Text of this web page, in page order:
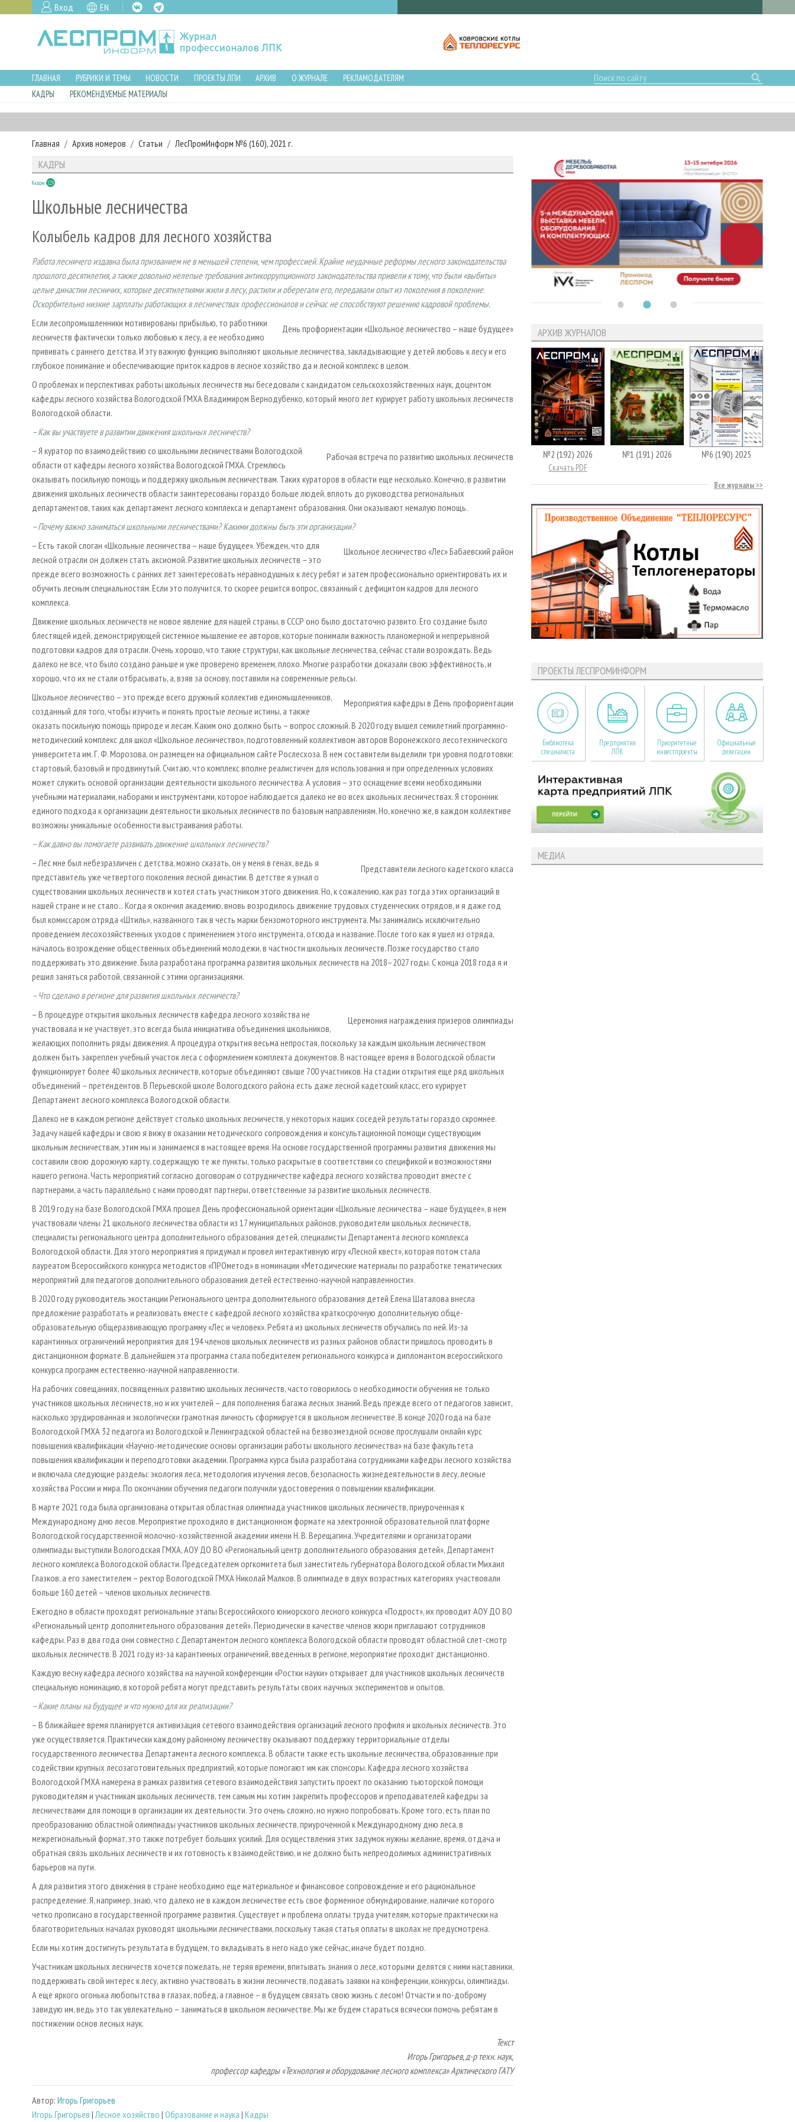
Вход EN
ГЛАВНАЯ РУБРИКИ И ТЕМЫ НОВОСТИ ПРОЕКТЫ ЛПИ АРХИВ О ЖУРНАЛЕ
РЕКЛАМОДАТЕЛЯМ
КАДРЫ
РЕКОМЕНДУЕМЫЕ МАТЕРИАЛЫ
Главная Архив номеров Статьи ЛесПромИнформ №6 (160), 2021 г.
КАДРЫ
Кадры
Школьные лесничества
Колыбель кадров для лесного хозяйства
Работа лесничего издавна была призванием не в меньшей степени, чем профессией. Крайне неудачные реформы лесного законодательства
прошлого десятилетия, а также довольно нелепые требования антикоррупционного законодательства привели к тому, что были «выбиты»
целые династии лесничих, которые десятилетиями жили в лесу, растили и оберегали его, передавали опыт из поколения в поколение.
Оскорбительно низкие зарплаты работающих в лесничествах профессионалов и сейчас не способствуют решению кадровой проблемы.
День профориентации «Школьное лесничество – наше будущее»
Если лесопромышленники мотивированы прибылью, то работники
лесничеств фактически только любовью к лесу, а ее необходимо
прививать с раннего детства. И эту важную функцию выполняют школьные лесничества, закладывающие у детей любовь к лесу и его
глубокое понимание и обеспечивающие приток кадров в лесное хозяйство да и лесной комплекс в целом.
О проблемах и перспективах работы школьных лесничеств мы беседовали с кандидатом сельскохозяйственных наук, доцентом
кафедры лесного хозяйства Вологодской ГМХА Владимиром Вернодубенко, который много лет курирует работу школьных лесничеств
Вологодской области.
– Как вы участвуете в развитии движения школьных лесничеств?
Рабочая встреча по развитию школьных лесничеств
– Я куратор по взаимодействию со школьными лесничествами Вологодской
области от кафедры лесного хозяйства Вологодской ГМХА. Стремлюсь
оказывать посильную помощь и поддержку школьным лесничествам. Таких кураторов в области еще несколько. Конечно, в развитии
движения школьных лесничеств области заинтересованы гораздо больше людей, вплоть до руководства региональных
департаментов, таких как департамент лесного комплекса и департамент образования. Они оказывают немалую помощь.
– Почему важно заниматься школьными лесничествами? Какими должны быть эти организации?
Школьное лесничество «Лес» Бабаевский район
– Есть такой слоган «Школьные лесничества – наше будущее». Убежден, что для
лесной отрасли он должен стать аксиомой. Развитие школьных лесничеств – это
прежде всего возможность с ранних лет заинтересовать неравнодушных к лесу ребят и затем профессионально ориентировать их и
обучить лесным специальностям. Если это получится, то скорее решится вопрос, связанный с дефицитом кадров для лесного
комплекса.
Движение школьных лесничеств не новое явление для нашей страны, в СССР оно было достаточно развито. Его создание было
блестящей идей, демонстрирующей системное мышление ее авторов, которые понимали важность планомерной и непрерывной
подготовки кадров для отрасли. Очень хорошо, что такие структуры, как школьные лесничества, сейчас стали возрождать. Ведь
далеко не все, что было создано раньше и уже проверено временем, плохо. Многие разработки доказали свою эффективность, и
хорошо, что их не стали отбрасывать, а, взяв за основу, поставили на современные рельсы.
Мероприятия кафедры в День профориентации
Школьное лесничество – это прежде всего дружный коллектив единомышленников,
созданный для того, чтобы изучить и понять простые лесные истины, а также
оказать посильную помощь природе и лесам. Каким оно должно быть – вопрос сложный. В 2020 году вышел семилетний программно-
методический комплекс для школ «Школьное лесничество», подготовленный коллективом авторов Воронежского лесотехнического
университета им. Г. Ф. Морозова, он размещен на официальном сайте Рослесхоза. В нем составители выделили три уровня подготовки:
стартовый, базовый и продвинутый. Считаю, что комплекс вполне реалистичен для использования и при определенных условиях
может служить основой организации деятельности школьного лесничества. А условия – это оснащение всеми необходимыми
учебными материалами, наборами и инструментами, которое наблюдается далеко не во всех школьных лесничествах. Я сторонник
единого подхода к организации деятельности школьных лесничеств по базовым направлениям. Но, конечно же, в каждом коллективе
возможны уникальные особенности выстраивания работы.
– Как давно вы помогаете развивать движение школьных лесничеств?
Представители лесного кадетского класса
– Лес мне был небезразличен с детства, можно сказать, он у меня в генах, ведь я
представитель уже четвертого поколения лесной династии. В детстве я узнал о
существовании школьных лесничеств и хотел стать участником этого движения. Но, к сожалению, как раз тогда этих организаций в
нашей стране и не стало... Когда я окончил академию, вновь возродилось движение трудовых студенческих отрядов, и я даже год
был комиссаром отряда «Штиль», названного так в честь марки бензомоторного инструмента. Мы занимались исключительно
проведением лесохозяйственных уходов с применением этого инструмента, отсюда и название. После того как я ушел из отряда,
началось возрождение общественных объединений молодежи, в частности школьных лесничеств. Позже государство стало
поддерживать это движение. Была разработана программа развития школьных лесничеств на 2018–2027 годы. С конца 2018 года я и
решил заняться работой, связанной с этими организациями.
– Что сделано в регионе для развития школьных лесничеств?
Церемония награждения призеров олимпиады
– В процедуре открытия школьных лесничеств кафедра лесного хозяйства не
участвовала и не участвует, это всегда была инициатива объединения школьников,
желающих пополнить ряды движения. А процедура открытия весьма непростая, поскольку за каждым школьным лесничеством
должен быть закреплен учебный участок леса с оформлением комплекта документов. В настоящее время в Вологодской области
функционирует более 40 школьных лесничеств, которые объединяют свыше 700 участников. На стадии открытия еще ряд школьных
объединений – претендентов. В Перьевской школе Вологодского района есть даже лесной кадетский класс, его курирует
Департамент лесного комплекса Вологодской области.
Далеко не в каждом регионе действует столько школьных лесничеств, у некоторых наших соседей результаты гораздо скромнее.
Задачу нашей кафедры и свою я вижу в оказании методического сопровождения и консультационной помощи существующим
школьным лесничествам, этим мы и занимаемся в настоящее время. На основе государственной программы развития движения мы
составили свою дорожную карту, содержащую те же пункты, только раскрытые в соответствии со специ­фикой и возможностями
нашего региона. Часть мероприятий согласно договорам о сотрудничестве кафедра лесного хозяйства проводит вместе с
партнерами, а часть параллельно с нами проводят партнеры, ответственные за развитие школьных лесничеств.
В 2019 году на базе Вологодской ГМХА прошел День профессиональной ориентации «Школьные лесничества – наше будущее», в нем
участвовали члены 21 школьного лесничества области из 17 муниципальных районов, руководители школьных лесничеств,
специалисты регионального центра дополнительного образования детей, специалисты Департамента лесного комплекса
Вологодской области. Для этого мероприятия я придумал и провел интерактивную игру «Лесной квест», которая потом стала
лауреатом Всероссийского конкурса методистов «ПРОметод» в номинации «Методические материалы по разработке тематических
мероприятий для педагогов дополнительного образования детей естественно-научной направленности».
В 2020 году руководитель экостанции Регионального центра дополнительного образования детей Елена Шаталова внесла
предложение разработать и реализовать вместе с кафедрой лесного хозяйства краткосрочную дополнительную обще­
образовательную общеразвивающую программу «Лес и человек». Ребята из школьных лесничеств обучались по ней. Из-за
карантинных ограничений мероприятия для 194 членов школьных лесничеств из разных районов области пришлось проводить в
дистанционном формате. В дальнейшем эта программа стала победителем регионального конкурса и дипломантом всероссийского
конкурса программ естественно-научной направленности.
На рабочих совещаниях, посвященных развитию школьных лесничеств, часто говорилось о необходимости обучения не только
участников школьных лесничеств, но и их учителей – для пополнения багажа лесных знаний. Ведь прежде всего от педагогов зависит,
насколько эрудированная и экологически грамотная личность сформируется в школьном лесничестве. В конце 2020 года на базе
Вологодской ГМХА 32 педагога из Вологодской и Ленинградской областей на безвозмездной основе прослушали онлайн курс
повышения квалификации «Научно-методические основы организации работы школьного лесничества» на базе факультета
повышения квалификации и переподготовки академии. Программа курса была разработана сотрудниками кафедры лесного хозяйства
и включала следующие разделы: экология леса, методология изучения лесов, безопасность жизнедеятельности в лесу, лесные
хозяйства России и мира. По окончании обучения педагоги получили удостоверения о повышении квалификации.
В марте 2021 года была организована открытая областная олимпиада участников школьных лесничеств, приуроченная к
Международному дню лесов. Мероприятие проходило в дистанционном формате на электронной образовательной платформе
Вологодской государственной молочно-хозяйственной академии имени Н. В. Верещагина. Учредителями и организаторами
олимпиады выступили Вологодская ГМХА, АОУ ДО ВО «Региональный центр дополнительного образования детей», Департамент
лесного комплекса Вологодской области. Председателем оргкомитета был заместитель губернатора Вологодской области Михаил
Глазков, а его заместителем – ректор Вологодской ГМХА Николай Малков. В олимпиаде в двух возрастных категориях участвовали
больше 160 детей – членов школьных лесничеств.
Ежегодно в области проходят региональные этапы Всероссийского юниорского лесного конкурса «Подрост», их проводит АОУ ДО ВО
«Региональный центр дополнительного образования детей». Периодически в качестве членов жюри приглашают сотрудников
кафедры. Раз в два года они совместно с Департаментом лесного комплекса Вологодской области проводят областной слет-смотр
школьных лесничеств. В 2021 году из-за карантинных ограничений, введенных в регионе, мероприятие проходит дистанционно.
Каждую весну кафедра лесного хозяйства на научной конференции «Ростки науки» открывает для участников школьных лесничеств
специальную номинацию, в которой ребята могут представить результаты своих научных экспериментов и опытов.
– Какие планы на будущее и что нужно для их реализации?
– В ближайшее время планируется активизация сетевого взаимодействия организаций лесного профиля и школьных лесничеств. Это
уже осуществляется. Практически каждому районному лесничеству оказывают поддержку территориальные отделы
государственного лесничества Департамента лесного комплекса. В области также есть школьные лесничества, образованные при
содействии крупных лесозаготовительных предприятий, которые помогают им как спонсоры. Кафедра лесного хозяйства
Вологодской ГМХА намерена в рамках развития сетевого взаимодействия запустить проект по оказанию тьюторской помощи
руководителям и участникам школьных лесничеств, тем самым мы хотим закрепить профессоров и преподавателей кафедры за
лесничествами для помощи в организации их деятельности. Это очень сложно, но нужно попробовать. Кроме того, есть план по
преобразованию областной олимпиады участников школьных лесничеств, приуроченной к Международному дню леса, в
межрегиональный формат, это также потребует больших усилий. Для осуществления этих задумок нужны желание, время, отдача и
обратная связь школьных лесничеств и их готовность к взаимодействию, и не должно быть непреодолимых административных
барьеров на пути.
А для развития этого движения в стране необходимо еще материальное и финансовое сопровождение и его рациональное
распределение. Я, например, знаю, что далеко не в каждом лесничестве есть свое форменное обмундирование, наличие которого
четко прописано в государственной программе развития. Существует и проблема оплаты труда учителям, которые практически на
благотворительных началах руководят школьными лесничествами, поскольку такая статья оплаты в школах не предусмотрена.
Если мы хотим достигнуть результата в будущем, то вкладывать в него надо уже сейчас, иначе будет поздно.
Участникам школьных лесничеств хочется пожелать, не теряя времени, впитывать знания о лесе, которыми делятся с ними наставники,
поддерживать свой интерес к лесу, активно участвовать в жизни лесничеств, подавать заявки на конференции, конкурсы, олимпиады.
А еще яркого огонька любопытства в глазах, побед, а главное – в будущем связать свою жизнь с лесом! Отчасти и по-доброму
завидую им, ведь это так увлекательно – заниматься в школьном лесничестве. Мы же будем стараться всячески помочь ребятам в
постижении основ лесных наук.
Текст
Игорь Григорьев, д-р техн. наук,
профессор кафедры «Технология и оборудование лесного комплекса» Арктического ГАТУ
Автор: Игорь Григорьев
Игорь Григорьев |Лесное хозяйство | Образование и наука | Кадры
АРХИВ ЖУРНАЛОВ
№2 (192) 2026
Скачать PDF
№1 (191) 2026 №6 (190) 2025
Все журналы
ПРОЕКТЫ ЛЕСПРОМИНФОРМ
Библиотека
специалиста
Предприятия
ЛПК
Приоритетные
инвестпроекты
Официальные
делегации
МЕДИА